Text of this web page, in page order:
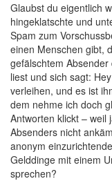
Glaubst du eigentlich
hingeklatschte und
Spam zum
einen Menschen gibt,
gefälschtem
liest und sich sagt:
verleihen, und es ist
dem nehme ich doch
Antworten klickt – weil
Absenders nicht
anonym
Gelddinge mit einem
sprechen?